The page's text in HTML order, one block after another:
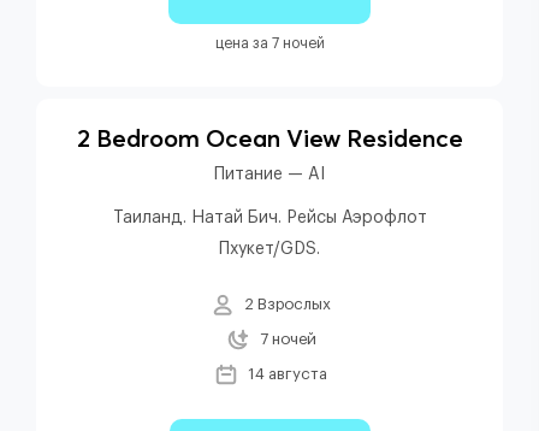
цена за 7 ночей
2 Bedroom Ocean View Residence
Питание — AI
Таиланд. Натай Бич. Рейсы Аэрофлот
Пхукет/GDS.
2 Взрослых
7 ночей
14 августа